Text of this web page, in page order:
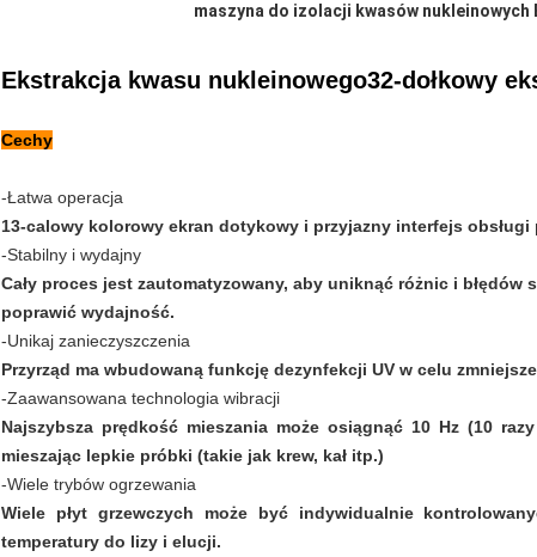
maszyna do izolacji kwasów nukleinowych
Ekstrakcja kwasu nukleinowego32-dołkowy
Cechy
-Łatwa operacja
13-calowy kolorowy ekran dotykowy i przyjazny interfejs obsługi
-Stabilny i wydajny
Cały proces jest zautomatyzowany, aby uniknąć różnic i
poprawić wydajność.
-Unikaj zanieczyszczenia
Przyrząd ma wbudowaną funkcję dezynfekcji UV w celu
-Zaawansowana technologia wibracji
Najszybsza prędkość mieszania może osiągnąć 10 Hz (10
mieszając lepkie próbki (takie jak krew, kał itp.)
-Wiele trybów ogrzewania
Wiele płyt grzewczych może być indywidualnie
temperatury do lizy i elucji.